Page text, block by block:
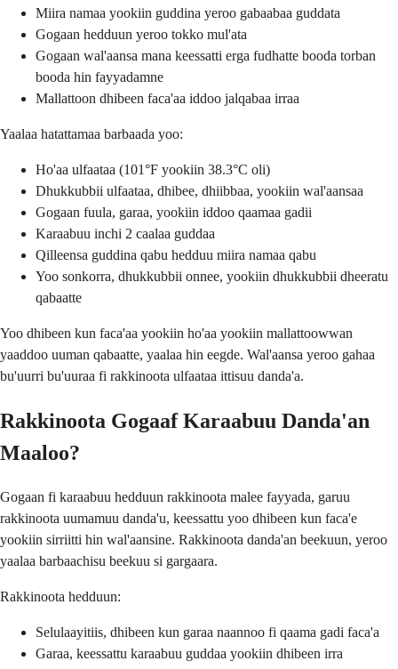
Miira namaa yookiin guddina yeroo gabaabaa guddata
Gogaan hedduun yeroo tokko mul'ata
Gogaan wal'aansa mana keessatti erga fudhatte booda torban
booda hin fayyadamne
Mallattoon dhibeen faca'aa iddoo jalqabaa irraa
Yaalaa hatattamaa barbaada yoo:
Ho'aa ulfaataa (101°F yookiin 38.3°C oli)
Dhukkubbii ulfaataa, dhibee, dhiibbaa, yookiin wal'aansaa
Gogaan fuula, garaa, yookiin iddoo qaamaa gadii
Karaabuu inchi 2 caalaa guddaa
Qilleensa guddina qabu hedduu miira namaa qabu
Yoo sonkorra, dhukkubbii onnee, yookiin dhukkubbii dheeratu
qabaatte
Yoo dhibeen kun faca'aa yookiin ho'aa yookiin mallattoowwan
yaaddoo uuman qabaatte, yaalaa hin eegde. Wal'aansa yeroo gahaa
bu'uurri bu'uuraa fi rakkinoota ulfaataa ittisuu danda'a.
Rakkinoota Gogaaf Karaabuu Danda'an
Maaloo?
Gogaan fi karaabuu hedduun rakkinoota malee fayyada, garuu
rakkinoota uumamuu danda'u, keessattu yoo dhibeen kun faca'e
yookiin sirriitti hin wal'aansine. Rakkinoota danda'an beekuun, yeroo
yaalaa barbaachisu beekuu si gargaara.
Rakkinoota hedduun:
Selulaayitiis, dhibeen kun garaa naannoo fi qaama gadi faca'a
Garaa, keessattu karaabuu guddaa yookiin dhibeen irra